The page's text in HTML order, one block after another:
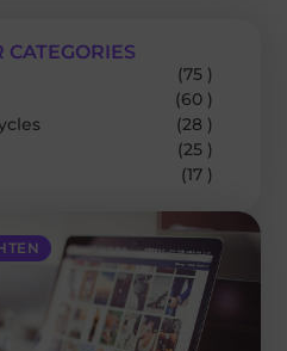
CATEGORIES
(75 )
(60 )
(28 )
(25 )
(17 )